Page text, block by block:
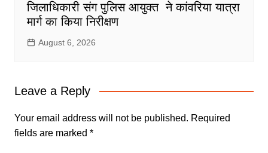
जिलाधिकारी संग पुलिस आयुक्त ने कांवरिया यात्रा
मार्ग का किया निरीक्षण
August 6, 2026
Leave a Reply
Your email address will not be published. Required
fields are marked *